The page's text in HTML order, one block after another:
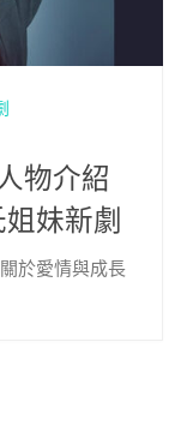
物介紹
妹新劇
於愛情與成長